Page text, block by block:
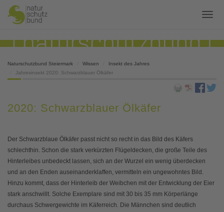
Naturschutzbund Steiermark Wissen
Insekt des Jahres
Jahresinsekt 2020: Schwarzblauer Ölkäfer
2020: Schwarzblauer Ölkäfer
Der Schwarzblaue Ölkäfer passt nicht so recht in das Bild des Käfers
schlechthin. Schon die stark verkürzten Flügeldecken, die große Teile des
Hinterleibes unbedeckt lassen, sich an der Wurzel ein wenig überdecken
und an den Enden auseinanderklaffen, vermitteln ein ungewohntes Bild.
Hinzu kommt, dass der Hinterleib der Weibchen mit der Entwicklung der Eier
stark anschwillt. Solche Exemplare sind mit 30 bis 35 mm Körperlänge
durchaus Schwergewichte im Käferreich. Die Männchen sind deutlich